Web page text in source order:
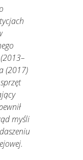
(2017)
myśli